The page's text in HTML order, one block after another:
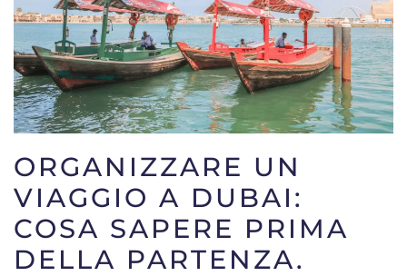
ORGANIZZARE UN
VIAGGIO A DUBAI:
COSA SAPERE PRIMA
DELLA PARTENZA.